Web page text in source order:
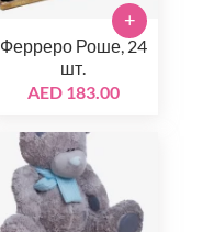
Ферреро Роше, 24
шт.
AED 183.00
+